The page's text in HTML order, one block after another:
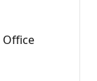
Office